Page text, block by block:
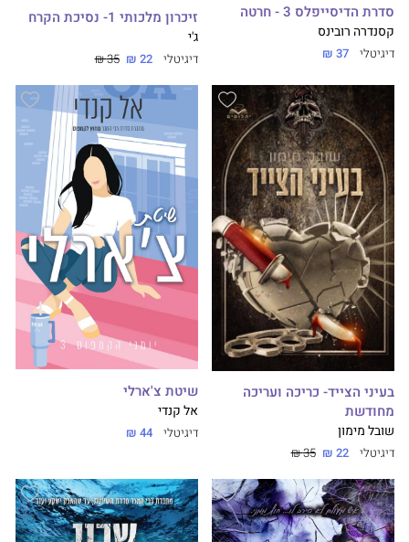
סדרת הדיסייפלס 3 - חרטה
קסנדרה רובינס
דיגיטלי 37 ₪
זיכרון מלכותי 1- נסיכת הקרח
ג'י
דיגיטלי 22 ₪
35 ₪
בעיני הצייד- כריכה ועריכה
מחודשת
שובל מימון
דיגיטלי 22 ₪
35 ₪
שיטת צ'ארלי
אל קנדי
דיגיטלי 44 ₪